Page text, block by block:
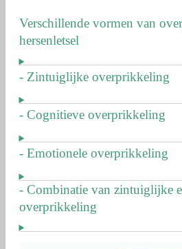
Verschillende vormen van
hersenletsel
- Zintuiglijke overprikkeling
- Cognitieve overprikkeling
- Emotionele overprikkeling
- Combinatie van zintuiglijke
overprikkeling